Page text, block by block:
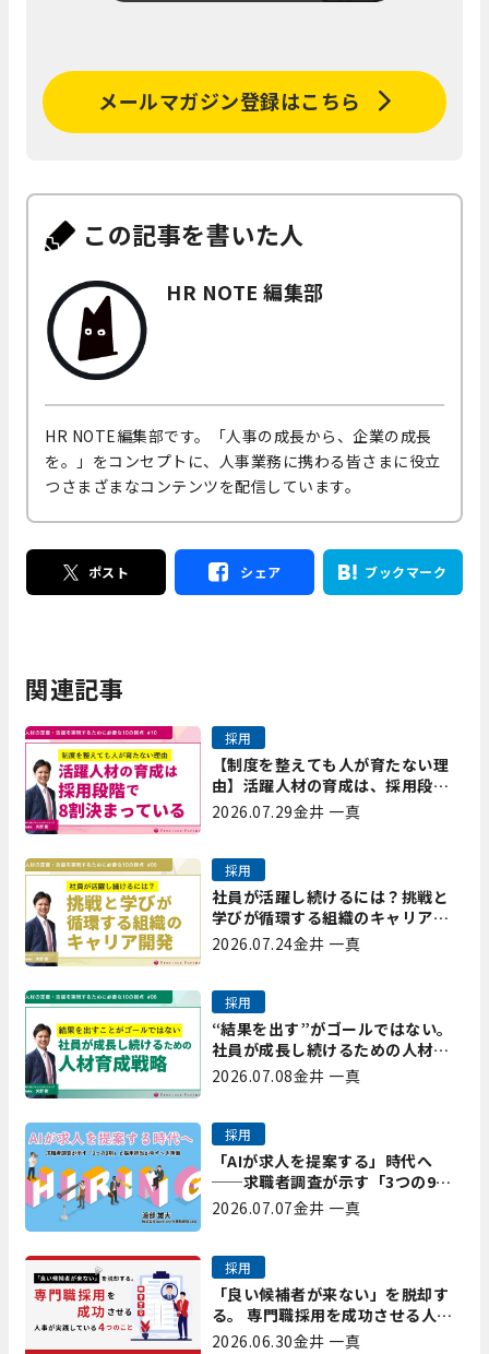
メールマガジン登録はこちら
この記事を書いた人
HR NOTE 編集部
HR NOTE編集部です。「人事の成長から、企業の成長
を。」をコンセプトに、人事業務に携わる皆さまに役立
つさまざまなコンテンツを配信しています。
ポスト シェア ブックマーク
関連記事
【制度を整えても人が育たない理
由】活躍人材の育成は、採用段階
で8割決まっている｜プレシャスパ
ートナーズ矢野
採用
2026.07.29金井 一真
社員が活躍し続けるには？挑戦と
学びが循環する組織のキャリア開
発｜プレシャスパートナーズ矢野
採用
2026.07.24金井 一真
“結果を出す”がゴールではない。
社員が成長し続けるための人材育
成戦略｜プレシャスパートナーズ
採用
2026.07.08金井 一真
「AIが求人を提案する」時代へ
──求職者調査が示す「3つの9
割」と、採用担当が今すべき準備
採用
2026.07.07金井 一真
「良い候補者が来ない」を脱却す
る。 専門職採用を成功させる人事
が実践している4つのこと
採用
2026.06.30金井 一真